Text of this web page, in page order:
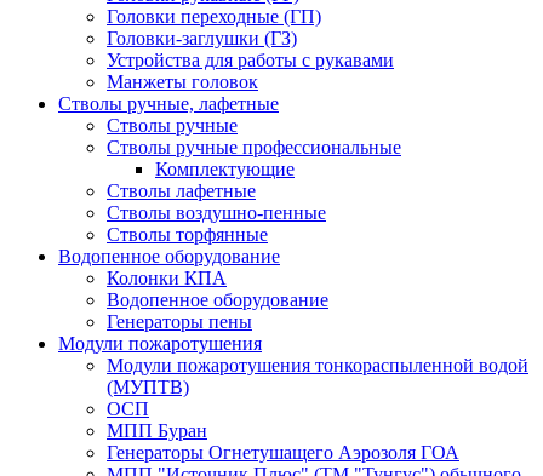
Головки переходные (ГП)
Головки-заглушки (ГЗ)
Устройства для работы с рукавами
Манжеты головок
Стволы ручные, лафетные
Стволы ручные
Стволы ручные профессиональные
Комплектующие
Стволы лафетные
Стволы воздушно-пенные
Стволы торфянные
Водопенное оборудование
Колонки КПА
Водопенное оборудование
Генераторы пены
Модули пожаротушения
Модули пожаротушения тонкораспыленной водой
(МУПТВ)
ОСП
МПП Буран
Генераторы Огнетушащего Аэрозоля ГОА